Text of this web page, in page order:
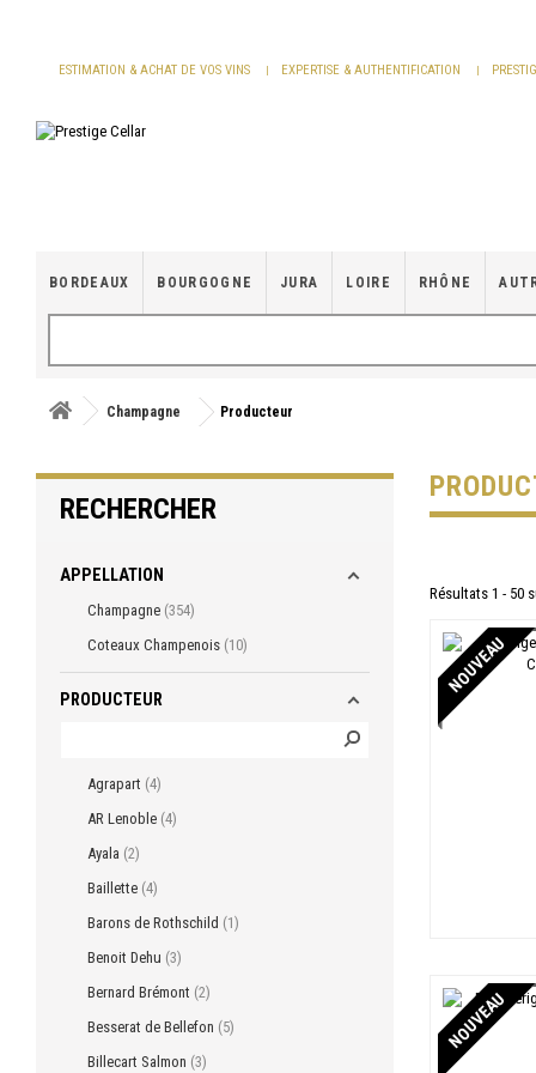
ESTIMATION & ACHAT DE VOS VINS EXPERTISE & AUTHENTIFICATION
BORDEAUX BOURGOGNE JURA LOIRE RHÔNE
Champagne Producteur
RECHERCHER
APPELLATION
Champagne 354
Coteaux Champenois 10
PRODUCTEUR
Agrapart 4
AR Lenoble 4
Ayala 2
Baillette 4
Barons de Rothschild
1
Benoit Dehu 3
Bernard Brémont 2
Besserat de Bellefon 5
Billecart Salmon 3
Résultats 1 - 50
NOUVEAU
NOUVEAU